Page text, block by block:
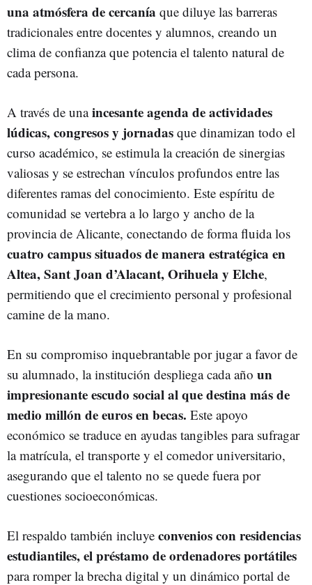
una atmósfera de cercanía que diluye las barreras
tradicionales entre docentes y alumnos, creando un
clima de confianza que potencia el talento natural de
cada persona.
A través de unaincesante agenda de actividades
lúdicas, congresos y jornadas que dinamizan todo el
curso académico, se estimula la creación de sinergias
valiosas y se estrechan vínculos profundos entre las
diferentes ramas del conocimiento. Este espíritu de
comunidad se vertebra a lo largo y ancho de la
provincia de Alicante, conectando de forma fluida los
cuatro campus situados de manera estratégica en
Altea, Sant Joan d’Alacant, Orihuela y Elche,
permitiendo que el crecimiento personal y profesional
camine de la mano.
En su compromiso inquebrantable por jugar a favor de
su alumnado, la institución despliega cada año un
impresionante escudo social al que destina más de
medio millón de euros en becas. Este apoyo
económico se traduce en ayudas tangibles para sufragar
la matrícula, el transporte y el comedor universitario,
asegurando que el talento no se quede fuera por
cuestiones socioeconómicas.
El respaldo también incluye convenios con residencias
estudiantiles, el préstamo de ordenadores portátiles
para romper la brecha digital y un dinámico portal de